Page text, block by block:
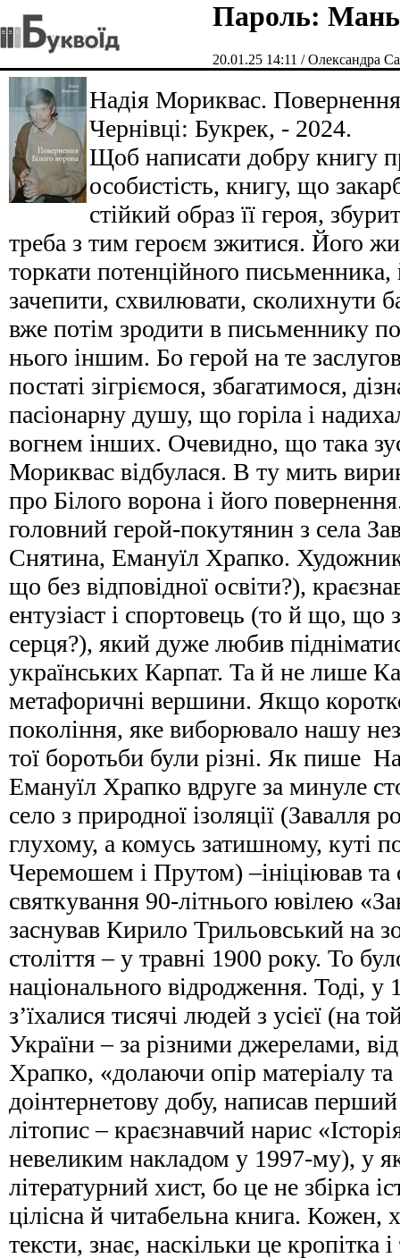
Пароль:
20.01.25 14:11 / Олександра
Надія Мориквас.
Чернівці: Букрек, - 2024.
Щоб написати добру книгу
особистість, книгу, що
стійкий образ її героя,
треба з тим героєм зжитися. Його
торкати потенційного письменника,
зачепити, схвилювати, сколихнути
вже потім зродити в письменнику
нього іншим. Бо герой на те
постаті зігріємося, збагатимося,
пасіонарну душу, що горіла і
вогнем інших. Очевидно, що така
Мориквас відбулася. В ту мить
про Білого ворона і його
головний герой-покутянин з села
Снятина, Емануїл Храпко.
що без відповідної освіти?),
ентузіаст і спортовець (то й що,
серця?), який дуже любив
українських Карпат. Та й не лише
метафоричні вершини. Якщо
покоління, яке виборювало нашу
тої боротьби були різні. Як пише
Емануїл Храпко вдруге за минуле
село з природної ізоляції (Завалля
глухому, а комусь затишному, куті
Черемошем і Прутом) –ініціював та
святкування 90-літнього ювілею
заснував Кирило Трильовський на
століття – у травні 1900 року. То
національного відродження. Тоді, у
з’їхалися тисячі людей з усієї (на
України – за різними джерелами,
Храпко, «долаючи опір матеріалу та
доінтернетову добу, написав
літопис – краєзнавчий нарис
невеликим накладом у 1997-му), у
літературний хист, бо це не збірка
цілісна й читабельна книга. Кожен,
тексти, знає, наскільки це кропітка